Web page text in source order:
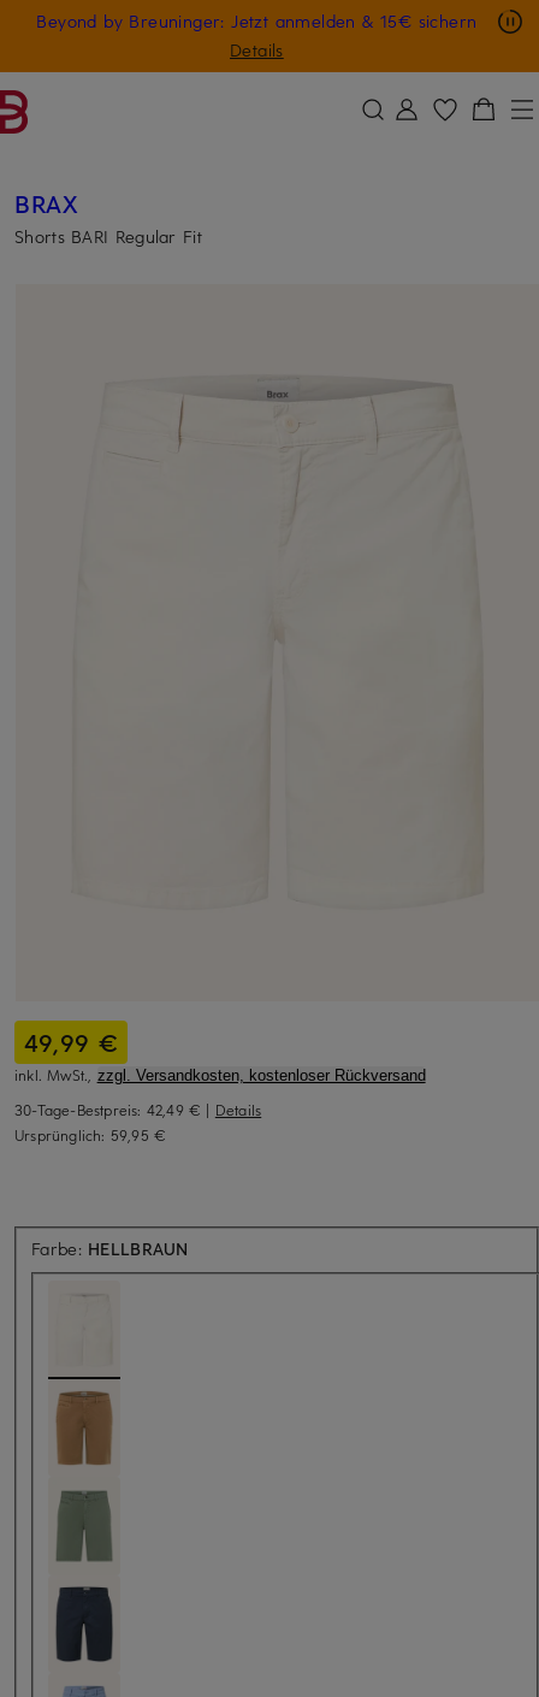
ZUM HAUPTINHALT ÜBERSPRINGEN
Beyond by Breuninger: Jetzt anmelden & 15€ sichern
Details
Nur in der App: -10 € auf digitale Geschenkkarten
GESCHENK20
BRAX
Shorts BARI Regular Fit
49,99 €
inkl. MwSt., zzgl. Versandkosten, kostenloser Rückversand
30-Tage-Bestpreis: 42,49 € | Details
Ursprünglich: 59,95 €
Farbe: HELLBRAUN